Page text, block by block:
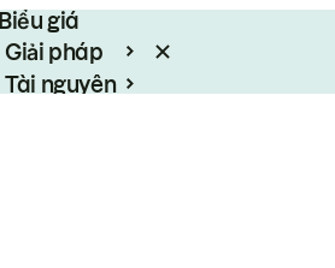
Biểu giá
Giải pháp
Tài nguyên